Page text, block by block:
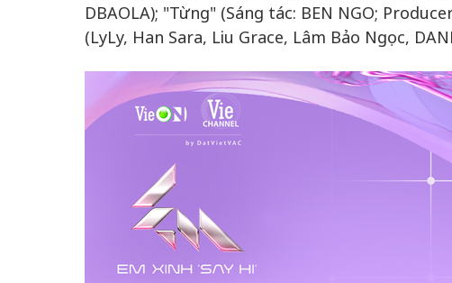
DBAOLA); "Từng" (Sáng tác: BEN NGO;
(LyLy, Han Sara, Liu Grace, Lâm Bảo Ngọc,